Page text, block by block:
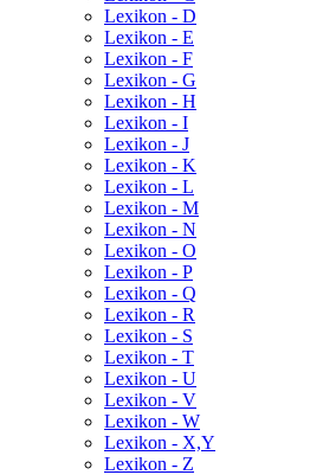
Lexikon - D
Lexikon - E
Lexikon - F
Lexikon - G
Lexikon - H
Lexikon - I
Lexikon - J
Lexikon - K
Lexikon - L
Lexikon - M
Lexikon - N
Lexikon - O
Lexikon - P
Lexikon - Q
Lexikon - R
Lexikon - S
Lexikon - T
Lexikon - U
Lexikon - V
Lexikon - W
Lexikon - X,Y
Lexikon - Z